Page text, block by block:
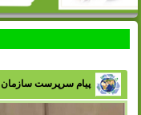
پیام سرپرست سازمان